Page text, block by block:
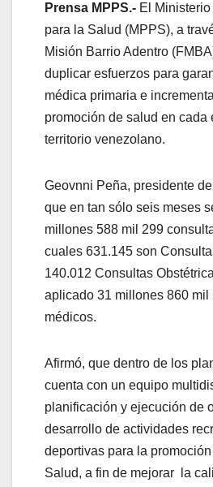
Prensa MPPS.- El
para la Salud (MPPS), a
Misión Barrio Adentro
duplicar esfuerzos para
médica primaria e
promoción de salud en cada
territorio venezolano.
Geovnni Peña, presidente
que en tan sólo seis meses
millones 588 mil 299
cuales 631.145 son
140.012 Consultas
aplicado 31 millones 860 mil
médicos.
Afirmó, que dentro de los
cuenta con un equipo
planificación y ejecución de
desarrollo de actividades
deportivas para la
Salud, a fin de mejorar la